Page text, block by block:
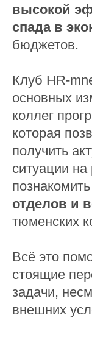
высокой
спада в
бюджетов.
Клуб HR-
основных
коллег
которая
получить
ситуации
познакомить
отделов и
тюменских
Всё это
стоящие
задачи,
внешних